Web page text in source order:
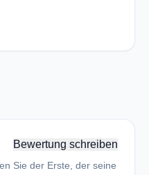
Bewertung schreiben
Sie der Erste, der seine